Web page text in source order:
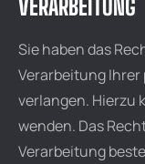
VERARBEITUNG
Sie haben das
Verarbeitung Ihrer
verlangen. Hierzu
wenden. Das
Verarbeitung